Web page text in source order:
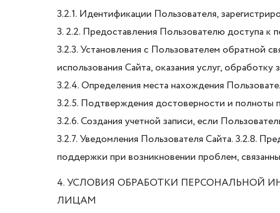
3.2.1. Идентификации Пользователя,
3. 2.2. Предоставления Пользователю доступа к
3.2.3. Установления с Пользователем обратной
использования Сайта, оказания услуг,
3.2.4. Определения места нахождения
3.2.5. Подтверждения достоверности и полноты
3.2.6. Создания учетной записи, если
3.2.7. Уведомления Пользователя Сайта. 3.2.8.
поддержки при возникновении проблем,
4. УСЛОВИЯ ОБРАБОТКИ ПЕРСОНАЛЬНОЙ
ЛИЦАМ